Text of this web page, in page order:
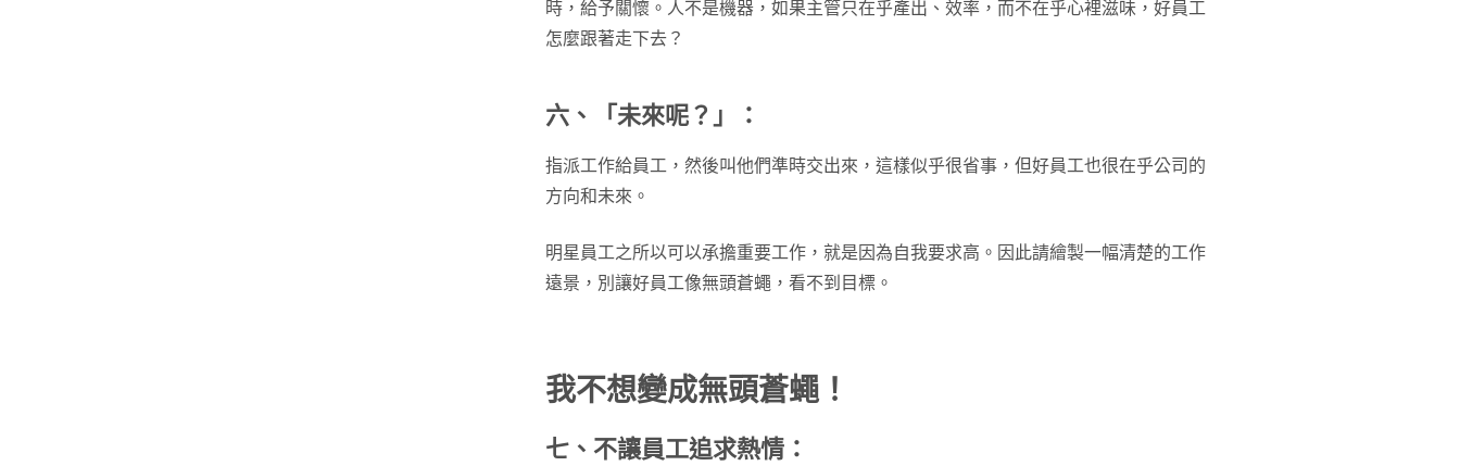
時，給予關懷。人不是機器，如果主管只在乎產出、效率，而不在乎心裡滋味，好員工
怎麼跟著走下去？
六、「未來呢？」：
指派工作給員工，然後叫他們準時交出來，這樣似乎很省事，但好員工也很在乎公司的
方向和未來。
明星員工之所以可以承擔重要工作，就是因為自我要求高。因此請繪製一幅清楚的工作
遠景，別讓好員工像無頭蒼蠅，看不到目標。
我不想變成無頭蒼蠅！
七、不讓員工追求熱情：